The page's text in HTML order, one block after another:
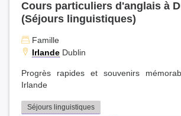
Cours particuliers d'anglais à
(Séjours linguistiques)
Famille
Irlande Dublin
Progrès rapides et souvenirs
Irlande
Séjours linguistiques